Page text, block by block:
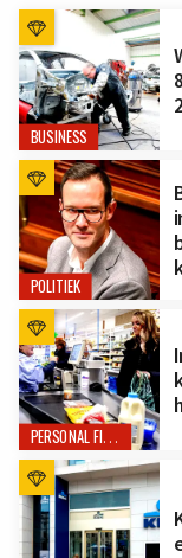
BUSINESS
POLITIEK
PERSONAL FINANCE